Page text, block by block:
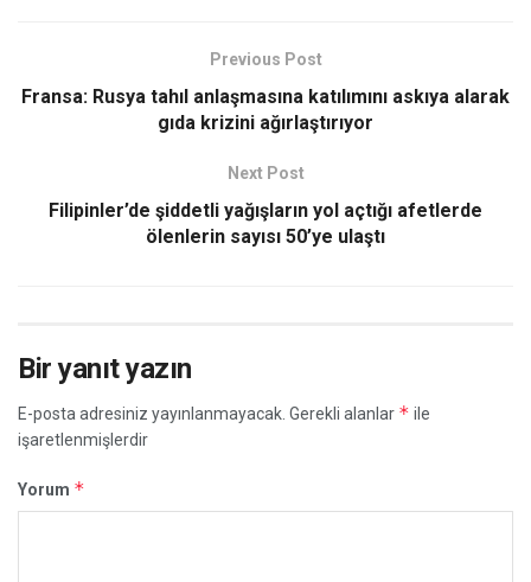
Previous Post
Fransa: Rusya tahıl anlaşmasına katılımını askıya alarak
gıda krizini ağırlaştırıyor
Next Post
Filipinler’de şiddetli yağışların yol açtığı afetlerde
ölenlerin sayısı 50’ye ulaştı
Bir yanıt yazın
E-posta adresiniz yayınlanmayacak. Gerekli alanlar * ile
işaretlenmişlerdir
Yorum *